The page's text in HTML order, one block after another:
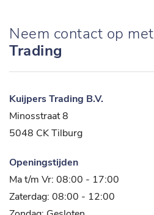
Neem contact op met
Trading
Kuijpers Trading B.V.
Minosstraat 8
5048 CK Tilburg
Openingstijden
Ma t/m Vr: 08:00 - 17:00
Zaterdag: 08:00 - 12:00